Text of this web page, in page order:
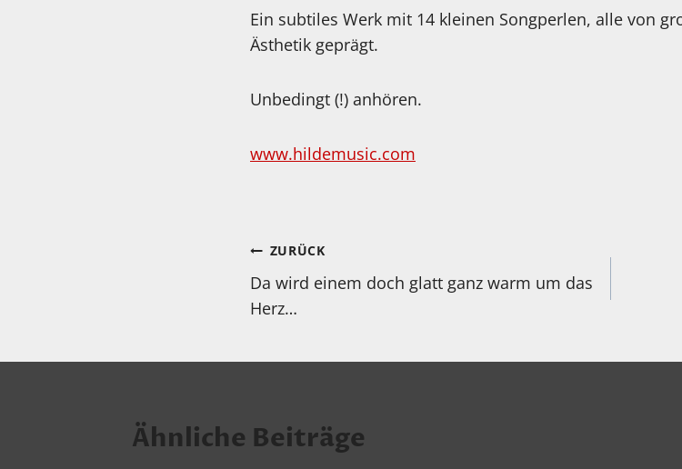
Ein subtiles Werk mit 14 kleinen Songperlen, alle von
Ästhetik geprägt.
Unbedingt (!) anhören.
www.hildemusic.com
Beitragsnavigation
ZURÜCK
Da wird einem doch glatt ganz warm um das
Herz…
Ähnliche Beiträge